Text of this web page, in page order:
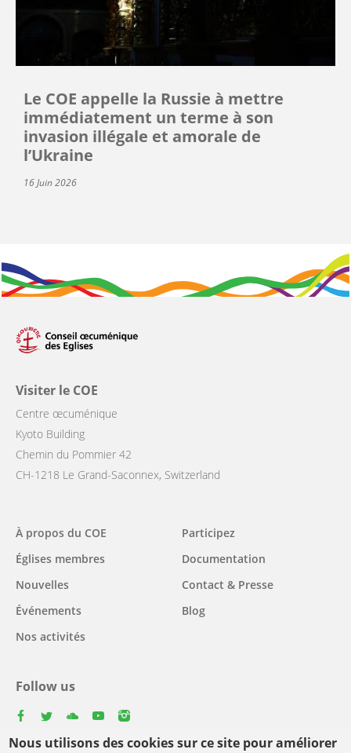
Nous utilisons des cookies sur ce site pour améliorer
Le COE appelle la Russie à mettre
immédiatement un terme à son
invasion illégale et amorale de
l’Ukraine
16 Juin 2026
Visiter le COE
Centre œcuménique
Kyoto Building
Chemin du Pommier 42
CH-1218 Le Grand-Saconnex, Switzerland
Main
navigation
À propos du COE
Églises membres
Nouvelles
Événements
Nos activités
Participez
Documentation
Contact & Presse
Blog
Follow us